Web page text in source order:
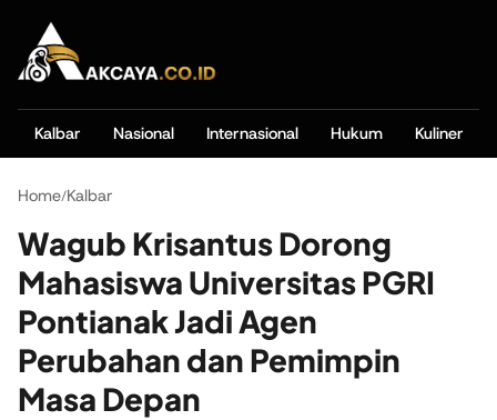
Kalbar Nasional Internasional Hukum Kuliner
Home/Kalbar
Wagub Krisantus Dorong
Mahasiswa Universitas PGRI
Pontianak Jadi Agen
Perubahan dan Pemimpin
Masa Depan